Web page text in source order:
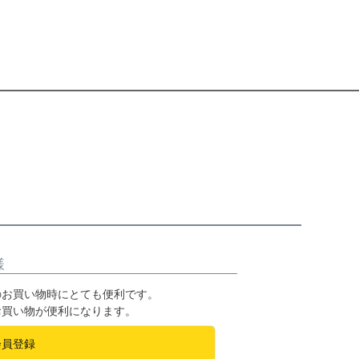
買い物時にとても便利です。
い物が便利になります。
登録